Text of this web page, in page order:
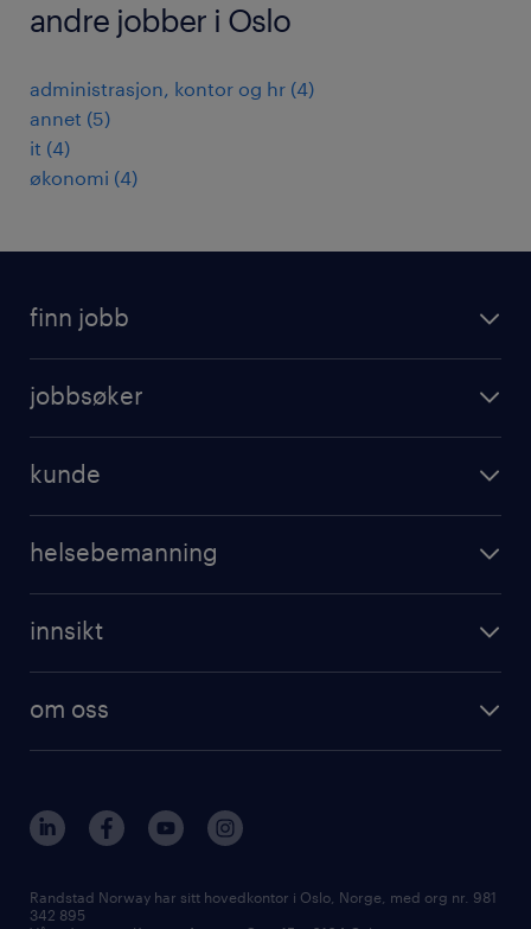
andre jobber i Oslo
administrasjon, kontor og hr (4)
annet (5)
it (4)
økonomi (4)
finn jobb
ledige stillinger
jobbsøker
kunde
helsebemanning
innsikt
om oss
presse
våre kontorer
Randstad Norway har sitt hovedkontor i Oslo, Norge, med org nr. 981
342 895